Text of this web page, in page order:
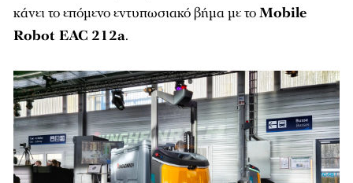
κάνει το επόμενο εντυπωσιακό βήμα με τοMobile
Robot EAC 212a.